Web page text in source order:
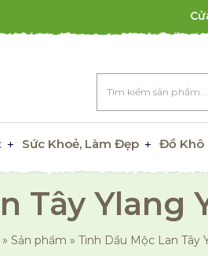
Sức Khoẻ, Làm Đẹp Đồ Khô
Tây Ylang
» Sản phẩm » Tinh Dầu Mộc Lan Tây